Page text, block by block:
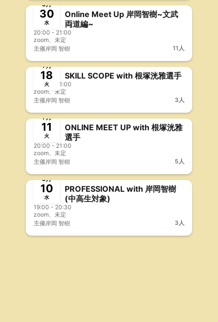
8月
30
水
Online Meet Up 岸岡智樹~文武
両道編~
20:00 - 21:00
zoom、未定
主催岸岡 智樹 11人
終了
7月
18
火
SKILL SCOPE with 根塚洸雅選手
20:00 - 21:00
zoom、未定
主催岸岡 智樹 3人
終了
7月
11
火
ONLINE MEET UP with 根塚洸雅
選手
20:00 - 21:00
zoom、未定
主催岸岡 智樹 5人
終了
5月
10
水
PROFESSIONAL with 岸岡智樹
(中高生対象)
19:00 - 20:30
zoom、未定
主催岸岡 智樹 3人